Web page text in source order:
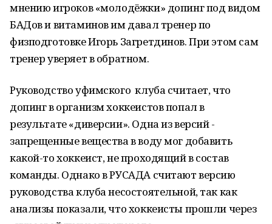
мнению игроков «молодёжки» допинг под видом
БАДов и витаминов им давал тренер по
физподготовке Игорь Загретдинов. При этом сам
тренер уверяет в обратном.
Руководство уфимского клуба считает, что
допинг в организм хоккеистов попал в
результате «диверсии». Одна из версий -
запрещенные вещества в воду мог добавить
какой-то хоккеист, не проходящий в состав
команды. Однако в РУСАДА считают версию
руководства клуба несостоятельной, так как
анализы показали, что хоккеисты прошли через